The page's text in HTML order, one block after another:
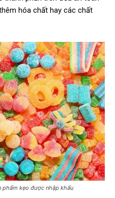
hóa chất hay các chất
phẩm kẹo được nhập khẩu